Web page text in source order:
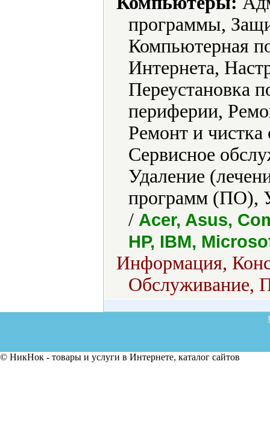
программы,
Компьютерная
Интернета,
Переустановка
периферии,
Ремонт и
Сервисное
Удаление
программ (ПО),
/ Acer, Asus,
HP, IBM,
Информация,
Обслуживание,
© НикНок - товары и услуги в Интернете, каталог сайтов